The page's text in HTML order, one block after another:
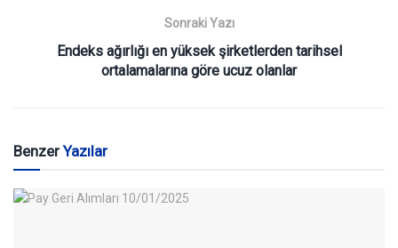
Sonraki Yazı
Endeks ağırlığı en yüksek şirketlerden tarihsel
ortalamalarına göre ucuz olanlar
BenzerYazılar